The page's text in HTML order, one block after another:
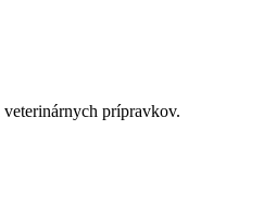
veterinárnych prípravkov.